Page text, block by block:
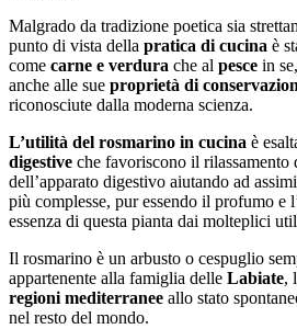
Malgrado da tradizione poetica sia
punto di vista della pratica di cucina è
come carne e verdura che al pesce in
anche alle sue proprietà di
riconosciute dalla moderna scienza.
L’utilità del rosmarino in cucina è
digestive che favoriscono il rilassamento
dell’apparato digestivo aiutando ad
più complesse, pur essendo il profumo e
essenza di questa pianta dai molteplici
Il rosmarino è un arbusto o cespuglio
appartenente alla famiglia delle Labiate,
regioni mediterranee allo stato
nel resto del mondo.